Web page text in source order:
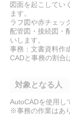
図面を起こしてい
ます。
ラフ図や赤チェッ
配管図・接続図・
いします。
事務：文書資料作
CADと事務の割合
対象となる人
AutoCADを使用し
※事務の作業はあ